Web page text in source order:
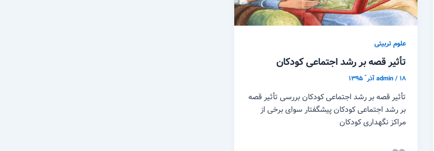
علوم تربیتی
تأثیر قصه بر رشد اجتماعی کودکان
admin/۱۸ آذر ّ ۱۳۹۵
تأثیر قصه بر رشد اجتماعی کودکان بررسی تأثیر قصه
بر رشد اجتماعی کودکان پیشگفتار سوای برخی از
مراکز نگهداری کودکان